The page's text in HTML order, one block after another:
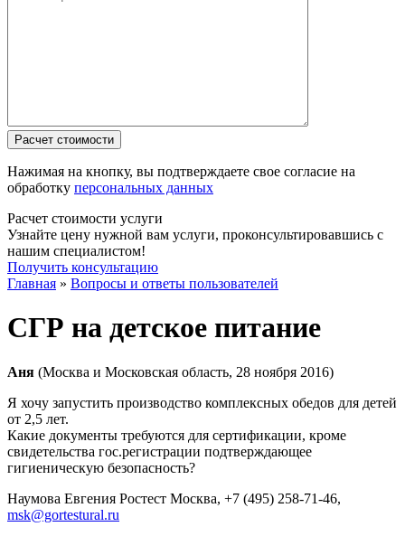
Нажимая на кнопку, вы подтверждаете свое согласие на
обработку персональных данных
Расчет стоимости услуги
Узнайте цену нужной вам услуги, проконсультировавшись с
нашим специалистом!
Получить консультацию
Главная » Вопросы и ответы пользователей
СГР на детское питание
Аня (Москва и Московская область, 28 ноября 2016)
Я хочу запустить производство комплексных обедов для детей
от 2,5 лет.
Какие документы требуются для сертификации, кроме
свидетельства гос.регистрации подтверждающее
гигиеническую безопасность?
Наумова Евгения Ростест Москва, +7 (495) 258-71-46,
msk@gortestural.ru